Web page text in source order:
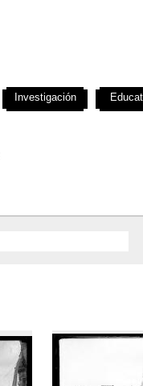
Investigación